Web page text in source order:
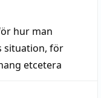
hur man
situation, för
etcetera